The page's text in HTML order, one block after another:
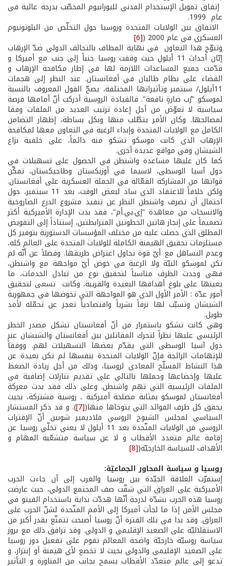
­ إتفاق تمويل الإستخدام المدني لليورانيوم المخصّب بدرجة عالية في
عام 1999.
­ الاتفاق بين الولايات المتحدة وروسيا حول التخلّص من البلوتونيوم
العسكري في عام 2000 ( [6]
وتتوّج هذا التعاون في نهاية المطاف بالتحالف الدولي ضدّ الإرهاب
إبّان أحداث 11 أيلول حيث وقفت روسيا جنباً إلى جنب مع أميركا و
قدّمت جميع المساعدات اللازمة لها في إطار مكافحة الإرهاب و
القضاء على نظام طالبان في أفغانستان. عند النظر إلى هجمات
11أيلول/ سبتمبر وتأثيراتها المختلفة، يصحّ القول المعروف بالنسبة
لموسكو "رُب ضارةٍ نافعة". فالقيادة الروسية أدركت أنّ أمامها فرصة
سياسية لا تعوّض من أجل إعادة ترتيب العديد من الملفات وفقا
لمصالحها. وكان الأمر يتطّلب منها وبكل بساطة، إظهار التضامن
الكامل مع الولايات المتحدة وإبداء الرغبة في التعاون معها لمكافحة
الإرهاب الذي كانت موسكو تشكو منه دائماً، على خلفية نزاع
الشيشان وفي مواقع عديدة أخرى.
كما كان عليها مساعدة واشنطن في الحصول على تسهيلات في
دول آسيا الوسطى، لاسيما في أوزبكستان وطاجيكستان، تمكّن
قواتها من المشاركة الفعّالة في الحملة العسكرية على أفغانستان.
ولكن خلافاً للاعتقاد الذي ساد لبعض الوقت، بعد 11 سبتمبر، حول
احتمال أن تصرف واشنطن النظر عن تنفيذ مشروع الدرع الصاروخية
والانسحاب من معاهدة "إي.بي.أم"، فقد بدت الإدارة الأميركية أكثر
تصميماً على إنجاز هاتين الخطوتين المترابطتين، إستناداً إلى التفويض
المطلق الذي حصلت عليه من مختلف المؤسسات الدستورية بتوفير كل
مستلزمات تحقيق الهيمنة الكاملة للولايات المتحدة على العالم كله،
وعدم التساهل مع أيّ قوة تحاول اعتراض طريقها. وفضلاً عن أنّه لم
تكن لموسكو النيّة ولا الرغبة في خوض أيّ مواجهة مع واشنطن،
فهي وجدت الظرف مناسباً لتحقيق نوع من تبادل الخدمات، ما
يعينها على بلوغ أهدافها البعيدة والقريبة، وكانت تسعى لتحقيق
أمور عدّة : الأمر الأول الذي هو المواجهة التي تخوضها في جمهورية
الشيشان وتسبّب لها نزفاً بشرياً واقتصادياً تعجز عن تحمّله لأمد
طويل.
وهي كانت تشكو باستمرار من أنّ أفغانستان تشكل مصدر الخطر
الرئيسي عليها نظراً لتحرك المقاتلين بين أفغانستان والشيشان عبر
دول آسيا الوسطى التي يقدّم بعضها التسهيلات لهم. ووفقاً
للإتهامات الرائجة فإنّ الولايات المتحدة بنفسها لم تكن بعيدة عن
هذا النشاط المسلّح المعادي لروسيا، وذلك من أجل زيادة الضغط
عليها وإخضاعها وحملها بالتالي على تقديم تنازلات إضافية في
الملفات الرئيسية التي تهم واشنطن. وعلى ذلك فقد بدت معركة
أفغانستان لموسكو بمثابة مصلحة أميركية ـ روسية مشتركة، بحيث
يحقق كل طرف الفوائد التي يتوخاها منها([7] ). و قد ذكر المستشار
السياسي لمجلس الشيوخ الروسي فلاديمير شوبين أنّ الإقتراب
الروسي من الولايات المتّحدة بعد 11 أيلول لا يعني تخلّي روسيا عن
إقامة عالم متعدد الأقطاب و لا عن سياسة متشعّبة المهام و
الأهداف للسياسة الخارجيّة([8]
روسيا و سياسة المحاور الجماعيّة:
إستمرّت العلاقة الجيّدة بين روسيا والغرب إلى أن جاءت الحرب
الأميركية على العراق التي شقّت صف المجتمع الدولي، حيث عارضت
روسيا هذه الحرب بشدّة لدرجة أنّها هددّت بداية باستخدام الفيتو في
مجلس الأمن إذا ما لجأت أميركا إلى الأمم المتّحدة لشنّ الحرب على
العراق. وقد بدا في تلك الفترة أنّ روسيا أصبحت تتمتّع بقدر أكبر من
الاستقلاليّة على الصعيد الإقليمي و الدولي. وقد ترافق ذلك مع بروز
سياسة روسيّة خارجيّة واضحة المعالم تقوم على تفعيل دور روسيا
على الصعيد الإقليمي والدولي بحيث لا تخضع لأي هيمنة أو إبتزاز، و
تدعو إلى عالم متعدّد الأقطاب يسمح بجانب من المناورة و التأثير